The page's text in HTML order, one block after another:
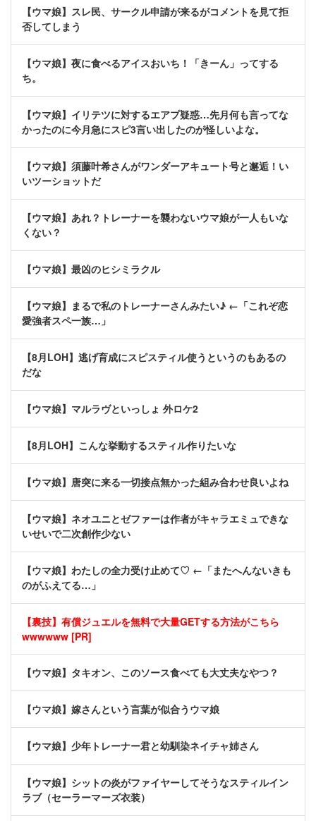
【ウマ娘】スレ民、サークル申請が来るがコメントを見て拒
否してしまう
【ウマ娘】夜に食べるアイスおいち！「きーん」ってする
ち。
【ウマ娘】イリテツに対するエアプ疑惑…先月何も言ってな
かったのに今月急にスピ3言い出したのが怪しいよな。
【ウマ娘】須藤叶希さんがワンダーアキュート号と邂逅！い
いツーショットだ
【ウマ娘】あれ？トレーナーを襲わないウマ娘が一人もいな
くない？
【ウマ娘】最凶のヒシミラクル
【ウマ娘】まるで私のトレーナーさんみたい♪ ←「これぞ恋
愛強者スペ一族…」
【8月LOH】逃げ育成にスピスティル使うというのもあるの
だな
【ウマ娘】マルラヴといっしょ 外ロケ2
【8月LOH】こんな挙動するスティル作りたいな
【ウマ娘】唐突に来る一切接点無かった組み合わせ良いよね
【ウマ娘】ネオユニとゼファーは作者がキャラエミュできな
いせいで二次創作少ない
【ウマ娘】わたしの全力受け止めて♡ ←「またへんないきも
のがふえてる…」
【裏技】有償ジュエルを無料で大量GETする方法がこちら
wwwwww [PR]
【ウマ娘】タキオン、このソース食べても大丈夫なやつ？
【ウマ娘】嫁さんという言葉が似合うウマ娘
【ウマ娘】少年トレーナー君と幼馴染ネイチャ姉さん
【ウマ娘】シットの炎がファイヤーしてそうなスティルイン
ラブ（セーラーマーズ衣装）